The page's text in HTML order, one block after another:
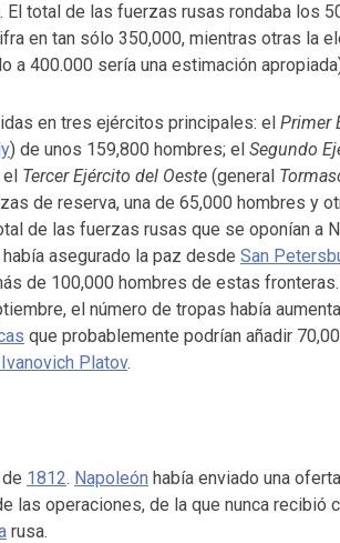
. El total de las fuerzas rusas rondaba los
en tan sólo 350,000, mientras otras la
a 400.000 sería una estimación
en tres ejércitos principales: el Primer
) de unos 159,800 hombres; el Segundo
el Tercer Ejército del Oeste (general
de reserva, una de 65,000 hombres y
de las fuerzas rusas que se oponían a
asegurado la paz desde San
de 100,000 hombres de estas
el número de tropas había
que probablemente podrían añadir
Platov.
de 1812. Napoleón había enviado una
las operaciones, de la que nunca recibió
rusa.